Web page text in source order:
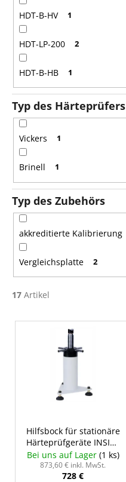
HDT-B-HV 1
HDT-LP-200 2
HDT-B-HB 1
Typ des Härteprüfers
Vickers 1
Brinell 1
Typ des Zubehörs
akkreditierte Kalibrierung
Vergleichsplatte 2
17 Artikel
L
Hilfsbock für stationäre
Härteprüfgeräte INSIZE
ISH-ST02
Bei uns auf Lager (1 ks)
873,60 € inkl. MwSt.
728 €